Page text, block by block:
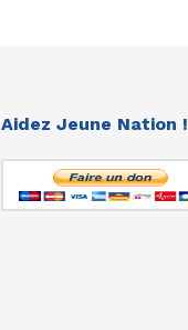
Aidez Jeune Nation !